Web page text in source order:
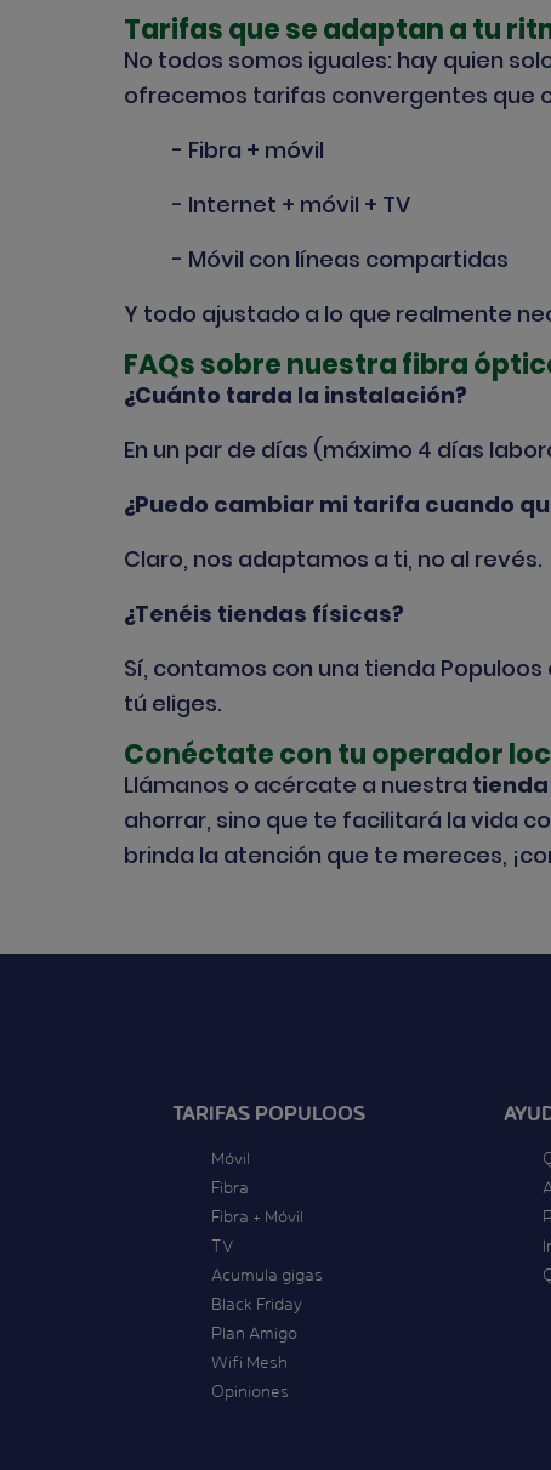
Tarifas que se adaptan a tu
No todos somos iguales: hay quien
ofrecemos tarifas convergentes que
- Fibra + móvil
- Internet + móvil + TV
- Móvil con líneas compartidas
Y todo ajustado a lo que realmente
FAQs sobre nuestra fibra
¿Cuánto tarda la instalación?
En un par de días (máximo 4 días
¿Puedo cambiar mi tarifa cuando
Claro, nos adaptamos a ti, no al revés.
¿Tenéis tiendas físicas?
Sí, contamos con una tienda
tú eliges.
Conéctate con tu operador
Llámanos o acércate a nuestra
ahorrar, sino que te facilitará la vida
brinda la atención que te mereces,
TARIFAS POPULOOS
Móvil
Fibra
Fibra + Móvil
TV
Acumula gigas
Black Friday
Plan Amigo
Wifi Mesh
Opiniones